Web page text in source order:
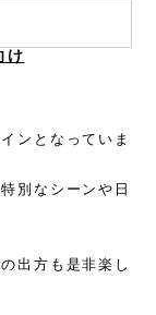
け
ンとなっていま
別なシーンや日
出方も是非楽し